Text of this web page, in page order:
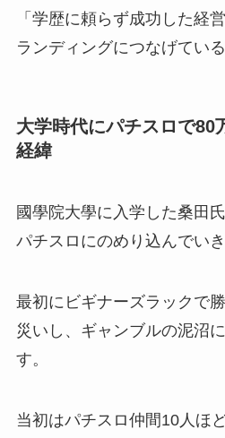
「学歴に頼らず成功した経
ランディングにつなげてい
大学時代にパチスロで80
経緯
國學院大學に入学した桑田
パチスロにのめり込んでいき
最初にビギナーズラックで
災いし、ギャンブルの泥沼
す。
当初はパチスロ仲間10人ほ